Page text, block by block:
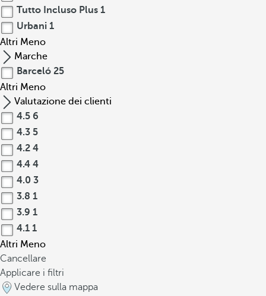
Tutto Incluso Plus 1
Urbani 1
Altri Meno
Marche
Barceló 25
Altri Meno
Valutazione dei clienti
4.5 6
4.3 5
4.2 4
4.4 4
4.0 3
3.8 1
3.9 1
4.1 1
Altri Meno
Cancellare
Applicare i filtri
Vedere sulla mappa